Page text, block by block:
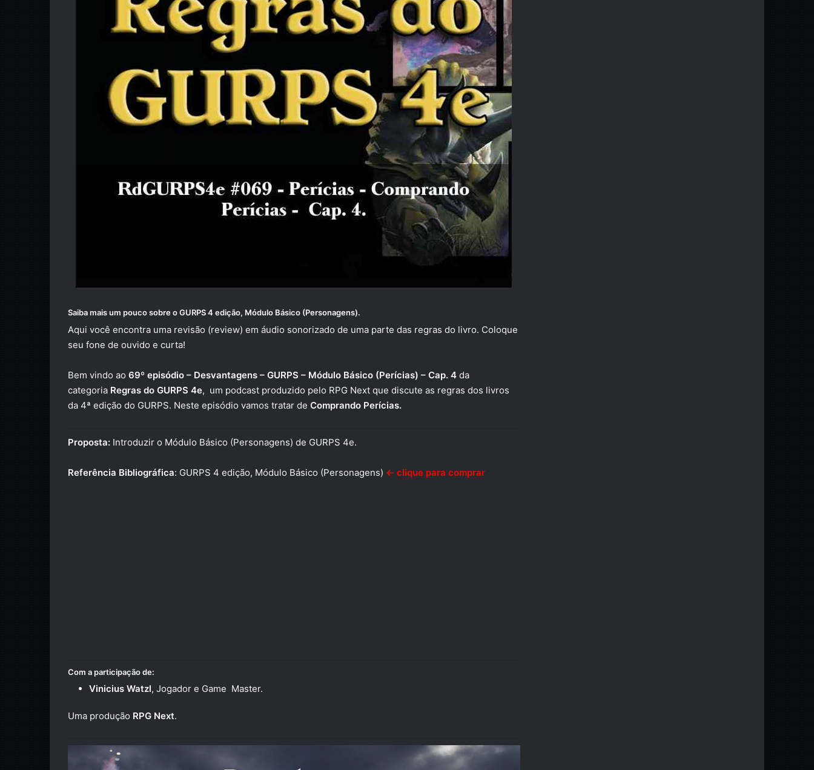
Saiba mais um pouco sobre oGURPS 4 edição, Módulo Básico (Personagens).
Aqui você encontra uma revisão (review) em áudio sonorizado de uma parte das regras do livro. Coloque
seu fone de ouvido e curta!
Bem vindo ao 69º episódio – Desvantagens – GURPS – Módulo Básico (Perícias) – Cap. 4 da
categoria Regras do GURPS 4e, um podcast produzido pelo RPG Next que discute as regras dos livros
da 4ª edição do GURPS. Neste episódio vamos tratar de Comprando Perícias.
Proposta: Introduzir o Módulo Básico (Personagens) de GURPS 4e.
Referência Bibliográfica: GURPS 4 edição, Módulo Básico (Personagens) ← clique para comprar
Com a participação de:
Vinicius Watzl, Jogador e Game Master.
Uma produção RPG Next.